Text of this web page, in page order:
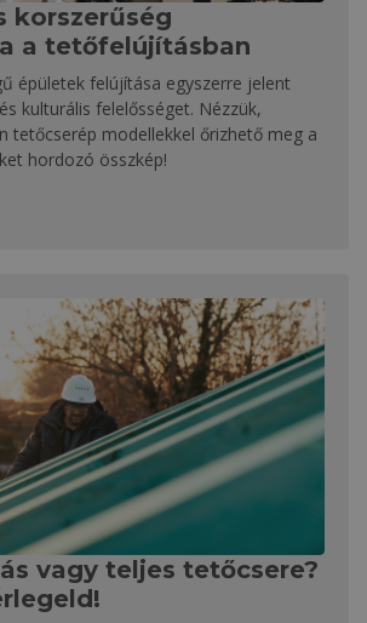
korszerűség
a tetőfelújításban
épületek felújítása egyszerre jelent
kulturális felelősséget. Nézzük,
tetőcserép modellekkel őrizhető meg a
hordozó összkép!
vagy teljes tetőcsere?